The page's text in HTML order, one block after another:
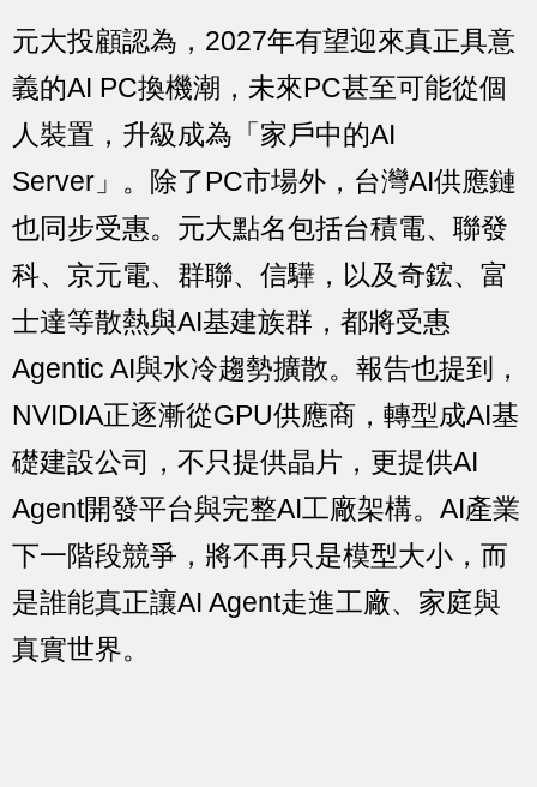
元大投顧認為，2027年有望迎來真正具意
義的AI PC換機潮，未來PC甚至可能從個
人裝置，升級成為「家戶中的AI
Server」。除了PC市場外，台灣AI供應鏈
也同步受惠。元大點名包括台積電、聯發
科、京元電、群聯、信驊，以及奇鋐、富
士達等散熱與AI基建族群，都將受惠
Agentic AI與水冷趨勢擴散。報告也提到，
NVIDIA正逐漸從GPU供應商，轉型成AI基
礎建設公司，不只提供晶片，更提供AI
Agent開發平台與完整AI工廠架構。AI產業
下一階段競爭，將不再只是模型大小，而
是誰能真正讓AI Agent走進工廠、家庭與
真實世界。